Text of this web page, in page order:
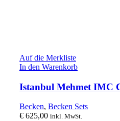
Auf die Merkliste
In den Warenkorb
Istanbul Mehmet IMC
Becken, Becken Sets
€ 625,00 inkl. MwSt.